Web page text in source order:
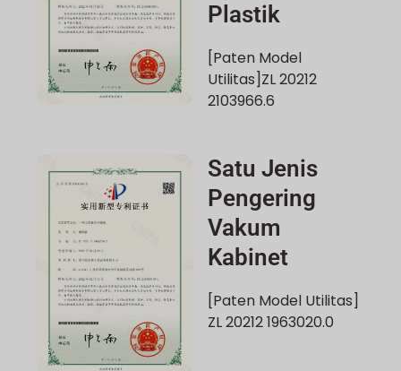
Plastik
[Paten Model
Utilitas]ZL 20212
2103966.6
Satu Jenis
Pengering
Vakum
Kabinet
[Paten Model Utilitas]
ZL 20212 1963020.0